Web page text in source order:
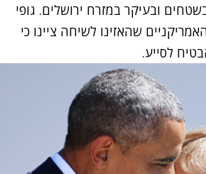
בשטחים ובעיקר במזרח ירושלים. גופי
שהאזינו לשיחה ציינו כי
לסייע.